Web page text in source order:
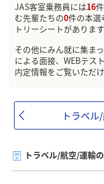
JAS客室乗務員には16
む先輩たちの0件の本選
トリーシートがあります
その他にみん就に集ま
による面接、WEBテス
内定情報をご覧いただけ
トラベ
トラベル/航空/運輸